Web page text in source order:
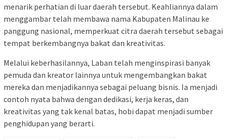
menarik perhatian di luar daerah tersebut. Keahliannya dalam
menggambar telah membawa nama Kabupaten Malinau ke
panggung nasional, memperkuat citra daerah tersebut sebagai
tempat berkembangnya bakat dan kreativitas.
Melalui keberhasilannya, Laban telah menginspirasi banyak
pemuda dan kreator lainnya untuk mengembangkan bakat
mereka dan menjadikannya sebagai peluang bisnis. Ia menjadi
contoh nyata bahwa dengan dedikasi, kerja keras, dan
kreativitas yang tak kenal batas, hobi dapat menjadi sumber
penghidupan yang berarti.